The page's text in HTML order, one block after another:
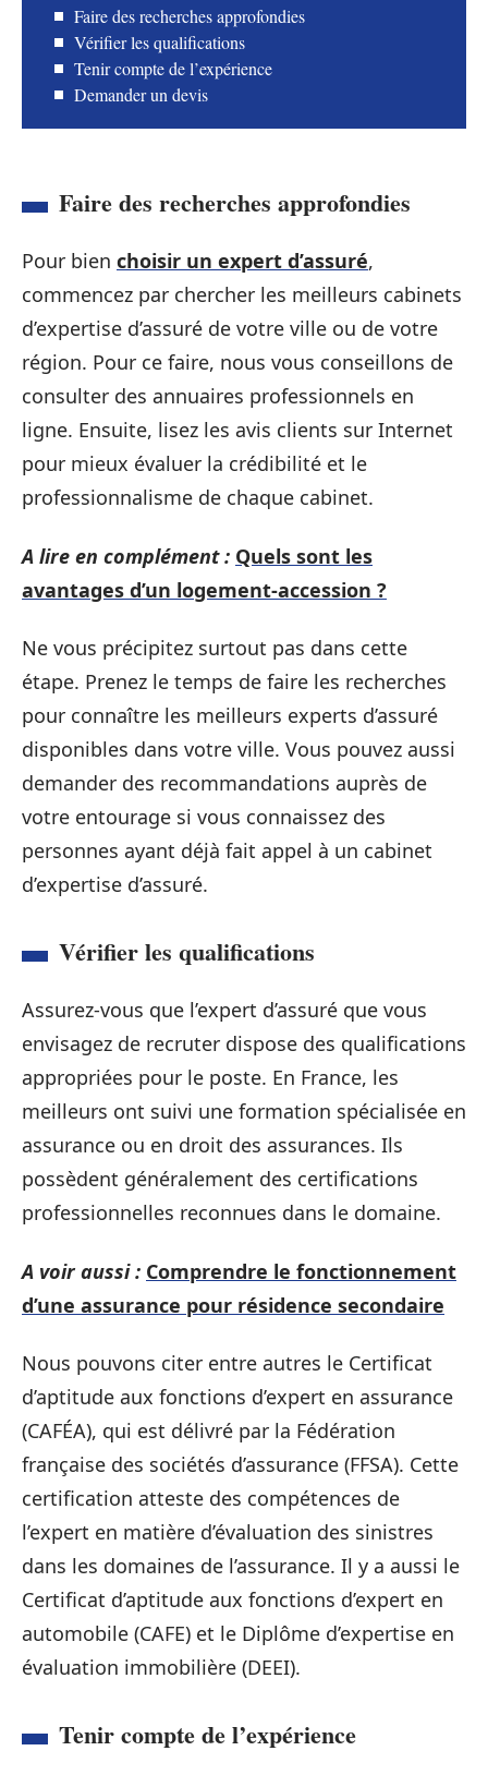
Faire des recherches approfondies
Vérifier les qualifications
Tenir compte de l’expérience
Demander un devis
Faire des recherches approfondies
Pour bien choisir un expert d’assuré,
commencez par chercher les meilleurs cabinets
d’expertise d’assuré de votre ville ou de votre
région. Pour ce faire, nous vous conseillons de
consulter des annuaires professionnels en
ligne. Ensuite, lisez les avis clients sur Internet
pour mieux évaluer la crédibilité et le
professionnalisme de chaque cabinet.
A lire en complément : Quels sont les
avantages d’un logement-accession ?
Ne vous précipitez surtout pas dans cette
étape. Prenez le temps de faire les recherches
pour connaître les meilleurs experts d’assuré
disponibles dans votre ville. Vous pouvez aussi
demander des recommandations auprès de
votre entourage si vous connaissez des
personnes ayant déjà fait appel à un cabinet
d’expertise d’assuré.
Vérifier les qualifications
Assurez-vous que l’expert d’assuré que vous
envisagez de recruter dispose des qualifications
appropriées pour le poste. En France, les
meilleurs ont suivi une formation spécialisée en
assurance ou en droit des assurances. Ils
possèdent généralement des certifications
professionnelles reconnues dans le domaine.
A voir aussi : Comprendre le fonctionnement
d’une assurance pour résidence secondaire
Nous pouvons citer entre autres le Certificat
d’aptitude aux fonctions d’expert en assurance
(CAFÉA), qui est délivré par la Fédération
française des sociétés d’assurance (FFSA). Cette
certification atteste des compétences de
l’expert en matière d’évaluation des sinistres
dans les domaines de l’assurance. Il y a aussi le
Certificat d’aptitude aux fonctions d’expert en
automobile (CAFE) et le Diplôme d’expertise en
évaluation immobilière (DEEI).
Tenir compte de l’expérience